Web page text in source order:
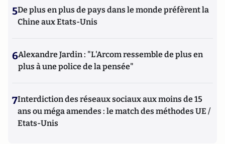
5De plus en plus de pays dans le monde préfèrent la
Chine aux Etats-Unis
6Alexandre Jardin : "L'Arcom ressemble de plus en
plus à une police de la pensée"
7Interdiction des réseaux sociaux aux moins de 15
ans ou méga amendes : le match des méthodes UE /
Etats-Unis